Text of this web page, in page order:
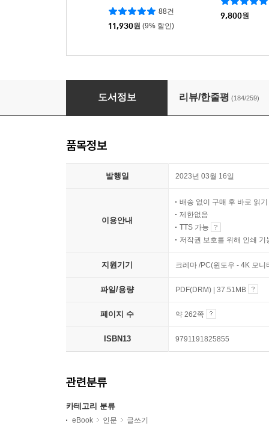
88건
11,930원 (9% 할인)
9,800원
요즘 어른을 위한 최소한의 맞춤법
도서정보 리뷰/한줄평 (184/259)
품목정보
발행일 2023년 03월 16일
이용안내
배송 없이 구매 후 바로 읽기
제한없음
TTS 가능
저작권 보호를 위해 인쇄 기
지원기기 크레마 /PC(윈도우 - 4K 모
파일/용량 PDF(DRM) | 37.51MB
페이지 수 약 262쪽
ISBN13 9791191825855
관련분류
카테고리 분류
eBook 인문 글쓰기